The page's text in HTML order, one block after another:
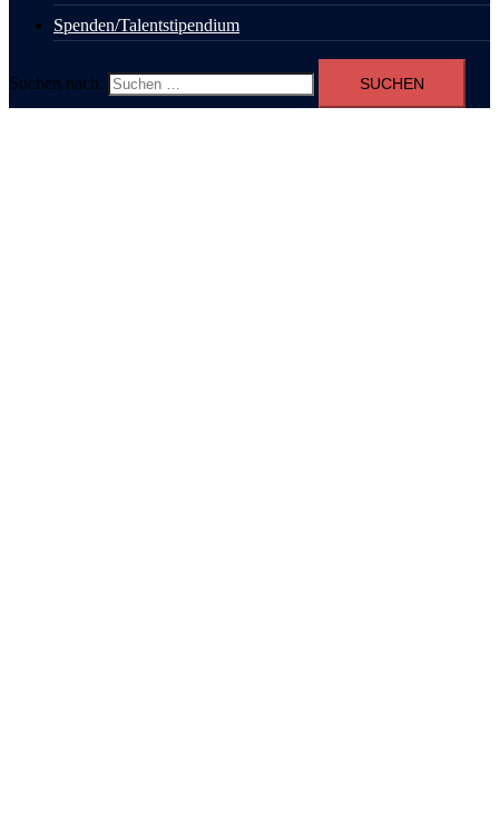
Spenden/Talentstipendium
Suchen nach: